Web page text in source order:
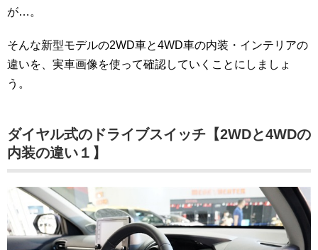
が…。
そんな新型モデルの2WD車と4WD車の内装・インテリアの
違いを、実車画像を使って確認していくことにしましょ
う。
ダイヤル式のドライブスイッチ【2WDと4WDの
内装の違い１】